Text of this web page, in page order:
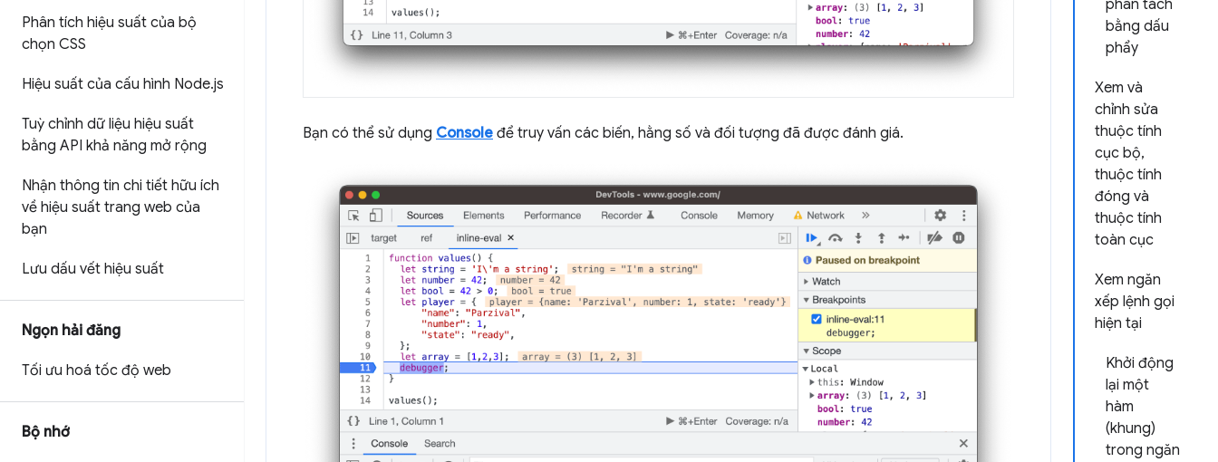
Phân tích hiệu suất của bộ
chọn CSS
Hiệu suất của cấu hình Node.js
Tuỳ chỉnh dữ liệu hiệu suất
bằng API khả năng mở rộng
Nhận thông tin chi tiết hữu ích
về hiệu suất trang web của
bạn
Lưu dấu vết hiệu suất
Ngọn hải đăng
Tối ưu hoá tốc độ web
Bộ nhớ
phân tách
bằng dấu
phẩy
Xem và
chỉnh sửa
thuộc tính
cục bộ,
thuộc tính
đóng và
thuộc tính
toàn cục
Xem ngăn
xếp lệnh gọi
hiện tại
Khởi động
lại một
hàm
(khung)
trong ngăn
Bạn có thể sử dụng Console để truy vấn các biến, hằng số và đối tượng đã được đánh giá.